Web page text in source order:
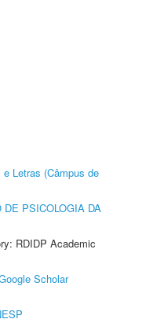
Letras (Câmpus de
DE PSICOLOGIA DA
RDIDP Academic
Scholar